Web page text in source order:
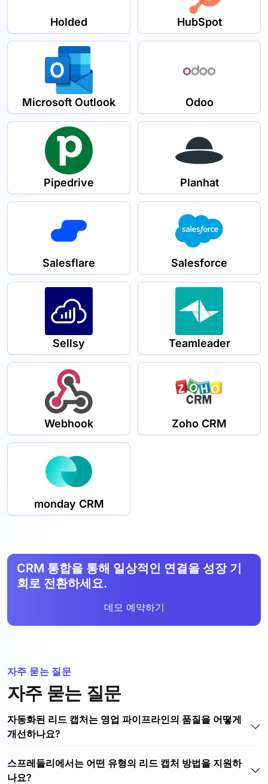
Holded HubSpot
Microsoft Outlook Odoo
Pipedrive Planhat
Salesflare Salesforce
Sellsy Teamleader
Webhook Zoho CRM
monday CRM
CRM 통합을 통해 일상적인 연결을 성장 기
회로 전환하세요.
데모 예약하기
자주 묻는 질문
자주 묻는 질문
자동화된 리드 캡처는 영업 파이프라인의 품질을 어떻게
개선하나요?
자동화된 리드 캡처를 통해 관련성 있는 최신 연락처 정보만
CRM에 입력할 수 있습니다. 수동 입력과 인적 오류를 제거
하여 중복 및 불완전한 데이터의 위험을 줄일 수 있습니다.
스프레들리에서는 어떤 유형의 리드 캡처 방법을 지원하
나요?